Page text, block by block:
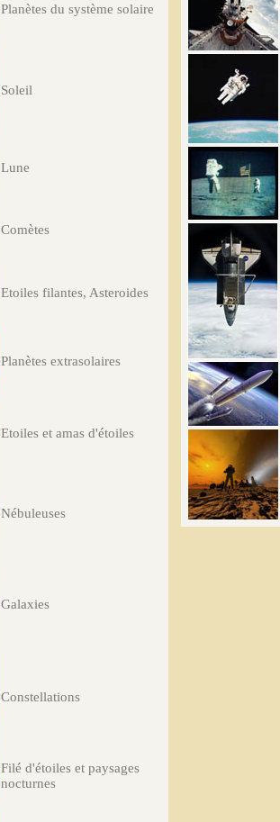
Planètes du système solaire
Soleil
Lune
Comètes
Etoiles filantes, Asteroides
Planètes extrasolaires
Etoiles et amas d'étoiles
Nébuleuses
Galaxies
Constellations
Filé d'étoiles et paysages
nocturnes